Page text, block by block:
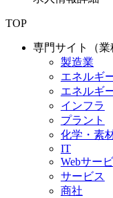
TOP
専門サイト（業
製造業
エネルギ
エネルギ
インフラ
プラント
化学・素
IT
Webサー
サービス
商社